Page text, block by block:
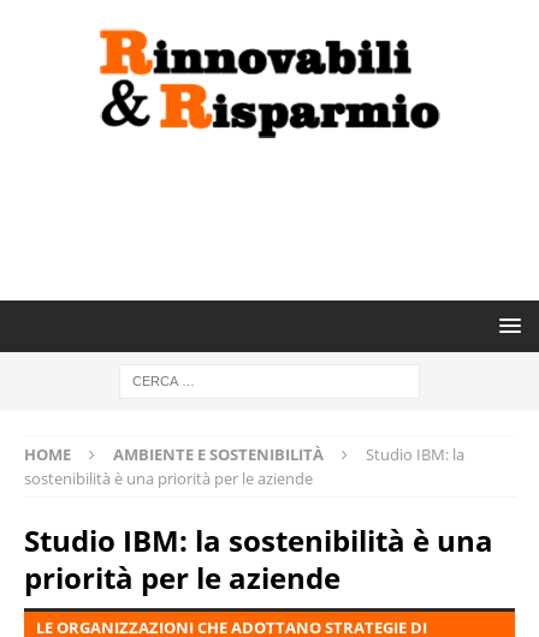
HOME AMBIENTE E SOSTENIBILITÀ
Studio IBM: la
sostenibilità è una priorità per le aziende
Studio IBM: la sostenibilità è una
priorità per le aziende
LE ORGANIZZAZIONI CHE ADOTTANO STRATEGIE DI